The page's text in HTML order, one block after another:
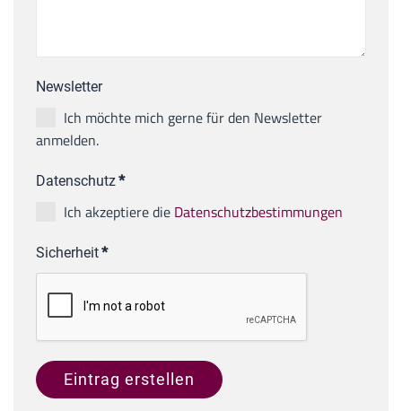
Newsletter
Ich möchte mich gerne für den Newsletter
anmelden.
Datenschutz*
Ich akzeptiere die Datenschutzbestimmungen
Sicherheit*
Eintrag erstellen